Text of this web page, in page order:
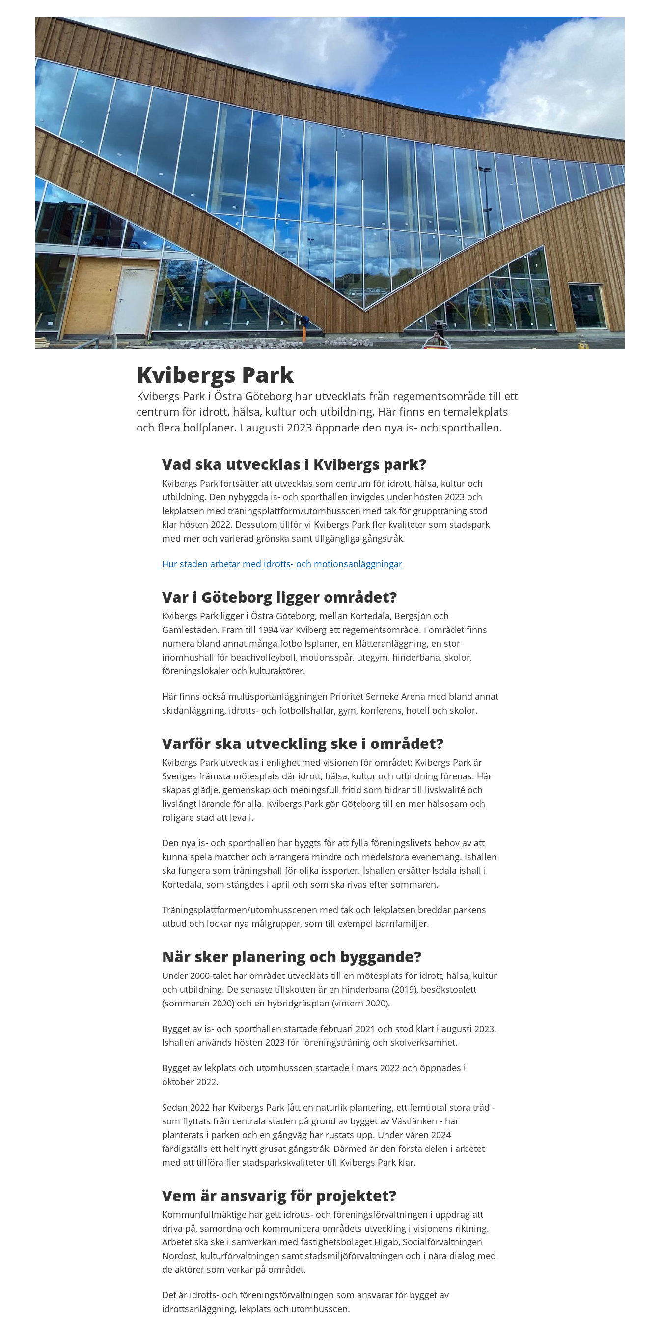
Kvibergs Park
Kvibergs Park i Östra Göteborg har utvecklats från regementsområde till ett
centrum för idrott, hälsa, kultur och utbildning. Här finns en temalekplats
och flera bollplaner. I augusti 2023 öppnade den nya is- och sporthallen.
Vad ska utvecklas i Kvibergs park?
Kvibergs Park fortsätter att utvecklas som centrum för idrott, hälsa, kultur och
utbildning. Den nybyggda is- och sporthallen invigdes under hösten 2023 och
lekplatsen med träningsplattform/utomhusscen med tak för gruppträning stod
klar hösten 2022. Dessutom tillför vi Kvibergs Park fler kvaliteter som stadspark
med mer och varierad grönska samt tillgängliga gångstråk.
Hur staden arbetar med idrotts- och motionsanläggningar
Var i Göteborg ligger området?
Kvibergs Park ligger i Östra Göteborg, mellan Kortedala, Bergsjön och
Gamlestaden. Fram till 1994 var Kviberg ett regementsområde. I området finns
numera bland annat många fotbollsplaner, en klätteranläggning, en stor
inomhushall för beachvolleyboll, motionsspår, utegym, hinderbana, skolor,
föreningslokaler och kulturaktörer.
Här finns också multisportanläggningen Prioritet Serneke Arena med bland annat
skidanläggning, idrotts- och fotbollshallar, gym, konferens, hotell och skolor.
Varför ska utveckling ske i området?
Kvibergs Park utvecklas i enlighet med visionen för området: Kvibergs Park är
Sveriges främsta mötesplats där idrott, hälsa, kultur och utbildning förenas. Här
skapas glädje, gemenskap och meningsfull fritid som bidrar till livskvalité och
livslångt lärande för alla. Kvibergs Park gör Göteborg till en mer hälsosam och
roligare stad att leva i.
Den nya is- och sporthallen har byggts för att fylla föreningslivets behov av att
kunna spela matcher och arrangera mindre och medelstora evenemang. Ishallen
ska fungera som träningshall för olika issporter. Ishallen ersätter Isdala ishall i
Kortedala, som stängdes i april och som ska rivas efter sommaren.
Träningsplattformen/utomhusscenen med tak och lekplatsen breddar parkens
utbud och lockar nya målgrupper, som till exempel barnfamiljer.
När sker planering och byggande?
Under 2000-talet har området utvecklats till en mötesplats för idrott, hälsa, kultur
och utbildning. De senaste tillskotten är en hinderbana (2019), besökstoalett
(sommaren 2020) och en hybridgräsplan (vintern 2020).
Bygget av is- och sporthallen startade februari 2021 och stod klart i augusti 2023.
Ishallen används hösten 2023 för föreningsträning och skolverksamhet.
Bygget av lekplats och utomhusscen startade i mars 2022 och öppnades i
oktober 2022.
Sedan 2022 har Kvibergs Park fått en naturlik plantering, ett femtiotal stora träd -
som flyttats från centrala staden på grund av bygget av Västlänken - har
planterats i parken och en gångväg har rustats upp. Under våren 2024
färdigställs ett helt nytt grusat gångstråk. Därmed är den första delen i arbetet
med att tillföra fler stadsparkskvaliteter till Kvibergs Park klar.
Vem är ansvarig för projektet?
Kommunfullmäktige har gett idrotts- och föreningsförvaltningen i uppdrag att
driva på, samordna och kommunicera områdets utveckling i visionens riktning.
Arbetet ska ske i samverkan med fastighetsbolaget Higab, Socialförvaltningen
Nordost, kulturförvaltningen samt stadsmiljöförvaltningen och i nära dialog med
de aktörer som verkar på området.
Det är idrotts- och föreningsförvaltningen som ansvarar för bygget av
idrottsanläggning, lekplats och utomhusscen.